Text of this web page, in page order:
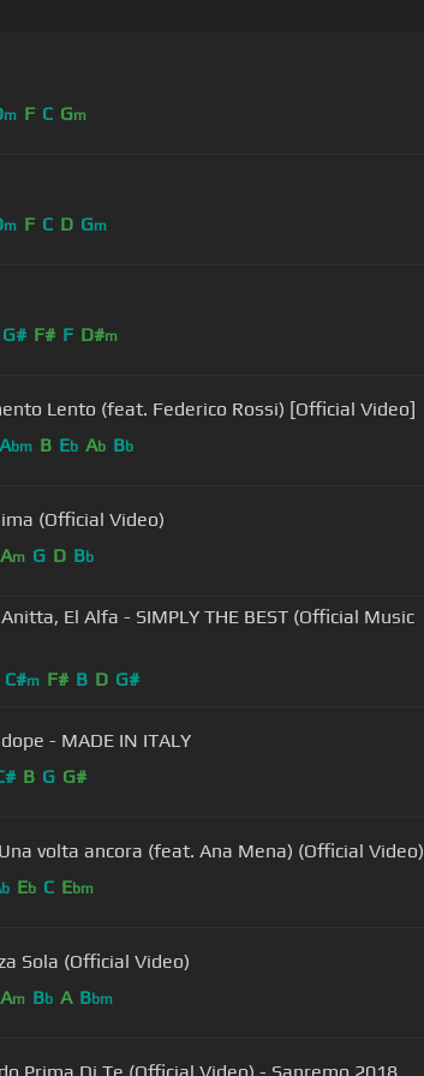
m F C Gm
m F C D Gm
G# F# F D#m
Lento (feat. Federico Rossi) [Official Video]
Abm B Eb Ab Bb
(Official Video)
Am G D Bb
El Alfa - SIMPLY THE BEST (Official Music
C#m F# B D G#
- MADE IN ITALY
B G G#
volta ancora (feat. Ana Mena) (Official Video)
b Eb C Ebm
Sola (Official Video)
Am Bb A Bbm